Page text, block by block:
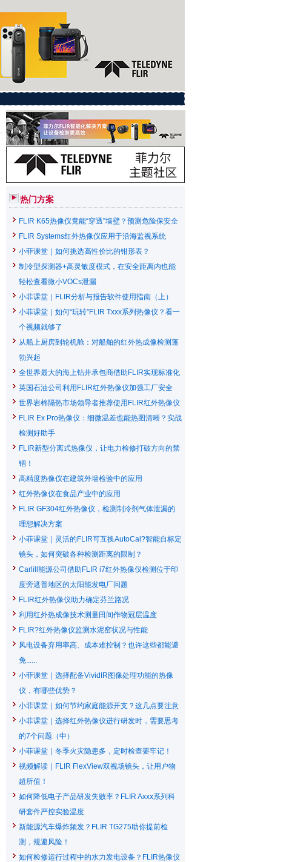
热门方案
FLIR K65热像仪竟能“穿透”墙壁？预测危险保安全
FLIR Systems红外热像仪应用于沿海监视系统
小菲课堂｜如何挑选高性价比的钳形表？
制冷型探测器+高灵敏度模式，在安全距离内也能
轻松查看微小VOCs泄漏
小菲课堂｜FLIR分析与报告软件使用指南（上）
小菲课堂｜如何“玩转”FLIR Txxx系列热像仪？看一
个视频就够了
从船上厨房到轮机舱：对船舶的红外热成像检测蓬
勃兴起
全世界最大的海上钻井承包商借助FLIR实现标准化
英国石油公司利用FLIR红外热像仪加强工厂安全
世界岩棉隔热市场领导者推荐使用FLIR红外热像仪
FLIR Ex Pro热像仪：细微温差也能热图清晰？实战
检测好助手
FLIR新型分离式热像仪，让电力检修打破方向的禁
锢！
高精度热像仪在建筑外墙检验中的应用
红外热像仪在食品产业中的应用
FLIR GF304红外热像仪，检测制冷剂气体泄漏的
理想解决方案
小菲课堂｜灵活的FLIR可互换AutoCal?智能自标定
镜头，如何突破各种检测距离的限制？
Carlill能源公司借助FLIR i7红外热像仪检测位于印
度旁遮普地区的太阳能发电厂问题
FLIR红外热像仪助力确定芬兰路况
利用红外热成像技术测量田间作物冠层温度
FLIR?红外热像仪监测水泥窑状况与性能
风电设备弃用率高、成本难控制？也许这些都能避
免......
小菲课堂｜选择配备VividIR图像处理功能的热像
仪，有哪些优势？
小菲课堂｜如何节约家庭能源开支？这几点要注意
小菲课堂｜选择红外热像仪进行研发时，需要思考
的7个问题（中）
小菲课堂｜冬季火灾隐患多，定时检查要牢记！
视频解读｜FLIR FlexView双视场镜头，让用户物
超所值！
如何降低电子产品研发失败率？FLIR Axxx系列科
研套件严控实验温度
新能源汽车爆炸频发？FLIR TG275助你提前检
测，规避风险！
如何检修运行过程中的水力发电设备？FLIR热像仪